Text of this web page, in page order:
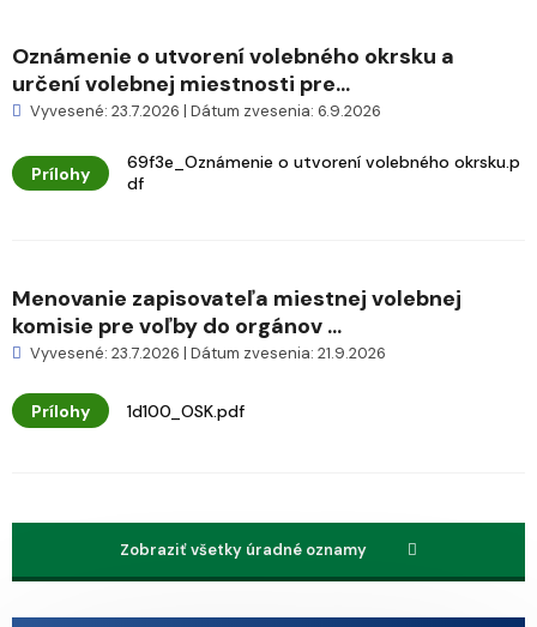
Oznámenie o utvorení volebného okrsku a
určení volebnej miestnosti pre...
Vyvesené: 23.7.2026 | Dátum zvesenia: 6.9.2026
Prílohy
69f3e_Oznámenie o utvorení volebného okrsku.p
df
Menovanie zapisovateľa miestnej volebnej
komisie pre voľby do orgánov ...
Vyvesené: 23.7.2026 | Dátum zvesenia: 21.9.2026
Prílohy 1d100_OSK.pdf
Zobraziť všetky úradné oznamy